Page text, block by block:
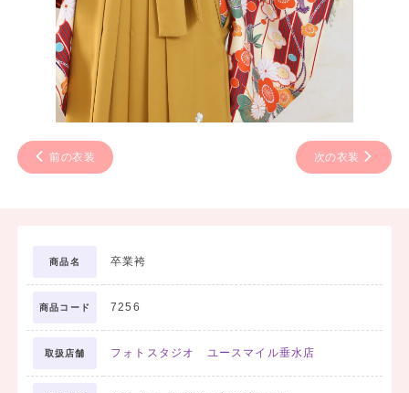
前の衣装 次の衣装
商品名 卒業袴
商品コード 7256
取扱店舗 フォトスタジオ ユースマイル垂水店